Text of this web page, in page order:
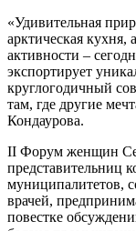
«Удивительная
арктическая
активности –
экспортирует
круглогодичный
там, где другие
Кондаурова.
II Форум женщин
представительниц
муниципалитетов,
врачей,
повестке